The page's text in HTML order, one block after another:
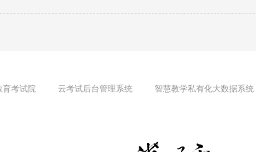
育考试院 云考试后台管理系统 智慧教学私有化大数据系统